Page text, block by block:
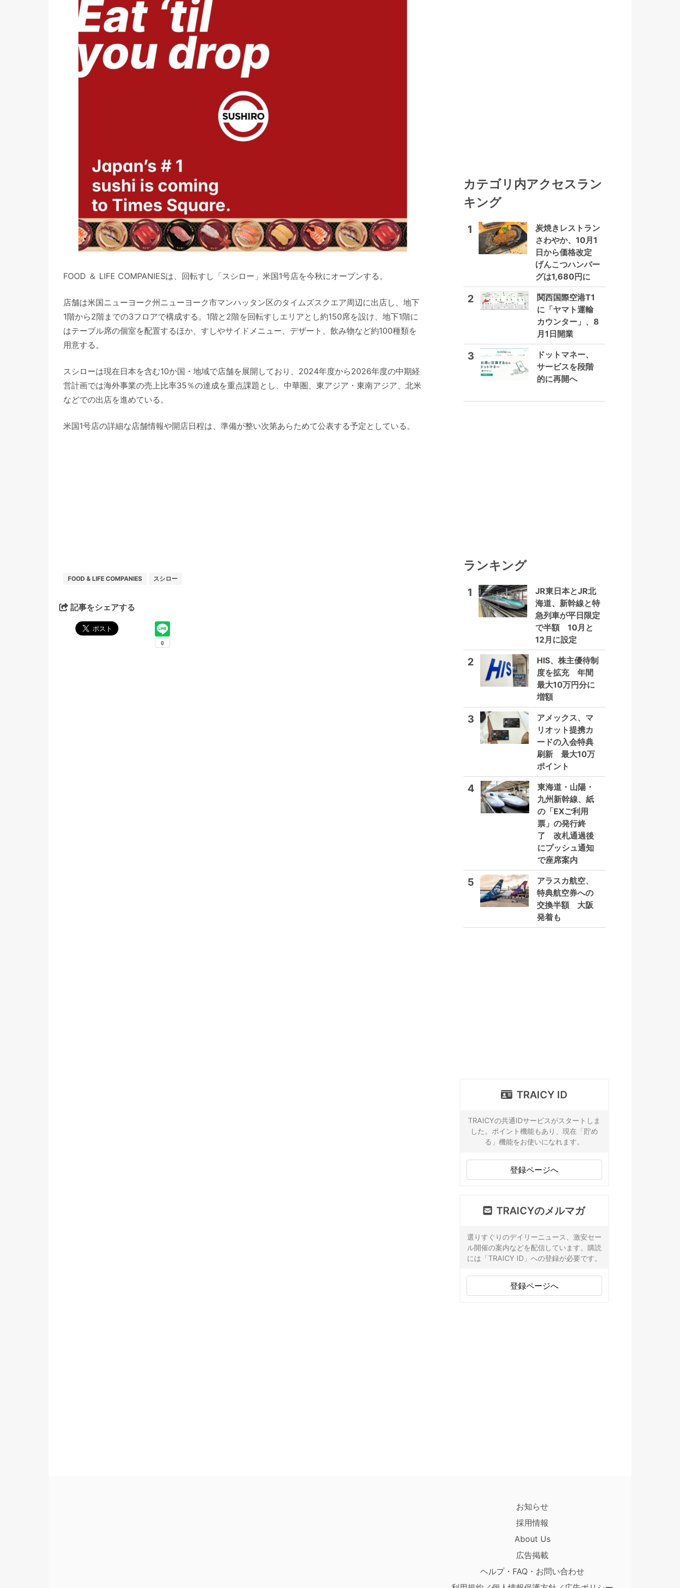
FOOD ＆ LIFE COMPANIESは、回転すし「スシロー」米国1号店を今秋にオープンする。
店舗は米国ニューヨーク州ニューヨーク市マンハッタン区のタイムズスクエア周辺に出店し、地下
1階から2階までの3フロアで構成する。1階と2階を回転すしエリアとし約150席を設け、地下1階に
はテーブル席の個室を配置するほか、すしやサイドメニュー、デザート、飲み物など約100種類を
用意する。
スシローは現在日本を含む10か国・地域で店舗を展開しており、2024年度から2026年度の中期経
営計画では海外事業の売上比率35％の達成を重点課題とし、中華圏、東アジア・東南アジア、北米
などでの出店を進めている。
米国1号店の詳細な店舗情報や開店日程は、準備が整い次第あらためて公表する予定としている。
FOOD & LIFE COMPANIES スシロー
記事をシェアする
カテゴリ内アクセスラン
キング
1
炭焼きレストラン
さわやか、10月1
日から価格改定
げんこつハンバー
グは1,680円に
2
関西国際空港T1
に「ヤマト運輸
カウンター」、8
月1日開業
3
ドットマネー、
サービスを段階
的に再開へ
ランキング
1
JR東日本とJR北
海道、新幹線と特
急列車が平日限定
で半額 10月と
12月に設定
2
HIS、株主優待制
度を拡充 年間
最大10万円分に
増額
3
アメックス、マ
リオット提携カ
ードの入会特典
刷新 最大10万
ポイント
4
東海道・山陽・
九州新幹線、紙
の「EXご利用
票」の発行終
了 改札通過後
にプッシュ通知
で座席案内
5
アラスカ航空、
特典航空券への
交換半額 大阪
発着も
TRAICY ID
TRAICYの共通IDサービスがスタートしま
した。ポイント機能もあり、現在「貯め
る」機能をお使いになれます。
登録ページへ
TRAICYのメルマガ
選りすぐりのデイリーニュース、激安セー
ル開催の案内などを配信しています。購読
には「TRAICY ID」への登録が必要です。
登録ページへ
お知らせ
採用情報
About Us
広告掲載
ヘルプ・FAQ・お問い合わせ